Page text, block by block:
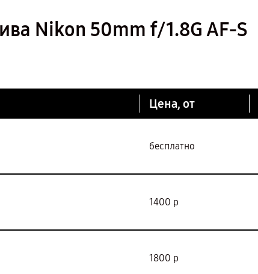
Nikon 50mm f/1.8G AF-S
Цена, от
бесплатно
1400 р
1800 р